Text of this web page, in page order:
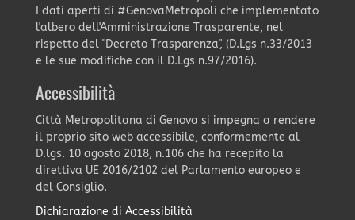
I dati aperti di #GenovaMetropoli che implementato
l'albero dell'Amministrazione Trasparente, nel
rispetto del "Decreto Trasparenza", (D.Lgs n.33/2013
e le sue modifiche con il D.Lgs n.97/2016).
Accessibilità
Città Metropolitana di Genova si impegna a rendere
il proprio sito web accessibile, conformemente al
D.lgs. 10 agosto 2018, n.106 che ha recepito la
direttiva UE 2016/2102 del Parlamento europeo e
del Consiglio.
Dichiarazione di Accessibilità